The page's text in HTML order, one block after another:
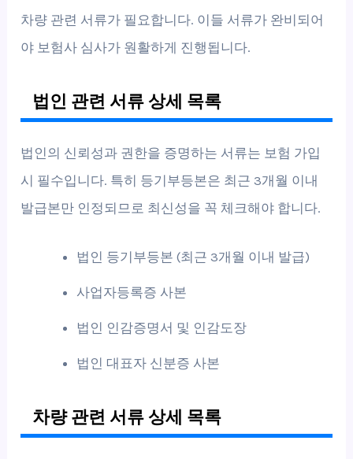
차량 관련 서류가 필요합니다. 이들 서류가 완비되어
야 보험사 심사가 원활하게 진행됩니다.
법인 관련 서류 상세 목록
법인의 신뢰성과 권한을 증명하는 서류는 보험 가입
시 필수입니다. 특히 등기부등본은 최근 3개월 이내
발급본만 인정되므로 최신성을 꼭 체크해야 합니다.
법인 등기부등본 (최근 3개월 이내 발급)
사업자등록증 사본
법인 인감증명서 및 인감도장
법인 대표자 신분증 사본
차량 관련 서류 상세 목록